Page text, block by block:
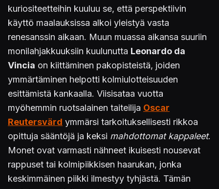
kuriositeetteihin kuuluu se, että perspektiivin
käyttö maalauksissa alkoi yleistyä vasta
renesanssin aikaan. Muun muassa aikansa suuriin
monilahjakkuuksiin kuulunutta Leonardo da
Vincia on kiittäminen pakopisteistä, joiden
ymmärtäminen helpotti kolmiulotteisuuden
esittämistä kankaalla. Viisisataa vuotta
myöhemmin ruotsalainen taiteilija Oscar
Reutersvärd ymmärsi tarkoituksellisesti rikkoa
opittuja sääntöjä ja keksi mahdottomat kappaleet.
Monet ovat varmasti nähneet ikuisesti nousevat
rappuset tai kolmipiikkisen haarukan, jonka
keskimmäinen piikki ilmestyy tyhjästä. Tämän